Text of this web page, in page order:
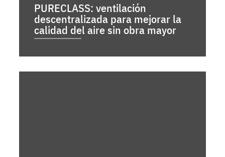
PURECLASS: ventilación
descentralizada para mejorar la
calidad del aire sin obra mayor